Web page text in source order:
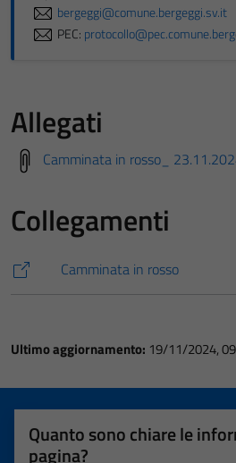
bergeggi@comune.bergeggi.sv.it
PEC:
Allegati
Camminata in rosso_
Collegamenti
Camminata in rosso
Ultimo aggiornamento: 19/11/2024,
Quanto sono chiare le
pagina?